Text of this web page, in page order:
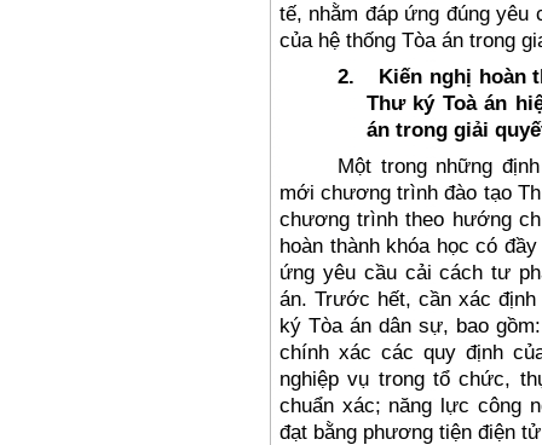
tế, nhằm đáp ứng đúng
của hệ thống Tòa án trong
2.
Kiến nghị hoàn
Thư ký Toà án
án trong giải
Một trong nhữngđ
mới chương trìnhđào tạo Th
chương trình theo hướng
hoàn thành khóa học có đ
ứng yêu cầu cải cách tư ph
án. Trước hết, cần xác định
ký Tòa án dân sự, bao
chính xác các quy định
nghiệp vụ trong tổ chức,
chuẩn xác; năng lực công
đạt bằng phương tiệnđiện